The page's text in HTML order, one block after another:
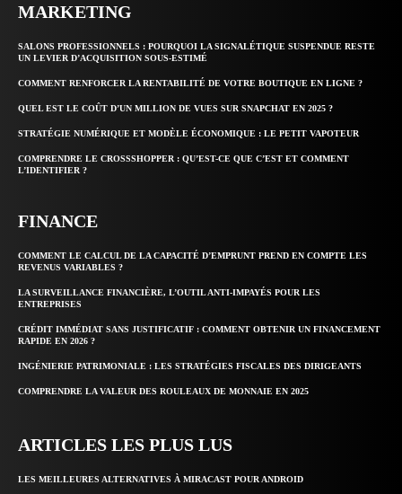
MARKETING
SALONS PROFESSIONNELS : POURQUOI LA SIGNALÉTIQUE SUSPENDUE RESTE
UN LEVIER D’ACQUISITION SOUS-ESTIMÉ
COMMENT RENFORCER LA RENTABILITÉ DE VOTRE BOUTIQUE EN LIGNE ?
QUEL EST LE COÛT D’UN MILLION DE VUES SUR SNAPCHAT EN 2025 ?
STRATÉGIE NUMÉRIQUE ET MODÈLE ÉCONOMIQUE : LE PETIT VAPOTEUR
COMPRENDRE LE CROSSSHOPPER : QU’EST-CE QUE C’EST ET COMMENT
L’IDENTIFIER ?
FINANCE
COMMENT LE CALCUL DE LA CAPACITÉ D’EMPRUNT PREND EN COMPTE LES
REVENUS VARIABLES ?
LA SURVEILLANCE FINANCIÈRE, L’OUTIL ANTI-IMPAYÉS POUR LES
ENTREPRISES
CRÉDIT IMMÉDIAT SANS JUSTIFICATIF : COMMENT OBTENIR UN FINANCEMENT
RAPIDE EN 2026 ?
INGÉNIERIE PATRIMONIALE : LES STRATÉGIES FISCALES DES DIRIGEANTS
COMPRENDRE LA VALEUR DES ROULEAUX DE MONNAIE EN 2025
ARTICLES LES PLUS LUS
LES MEILLEURES ALTERNATIVES À MIRACAST POUR ANDROID